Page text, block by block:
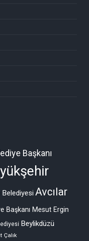
Başkanı
Avcılar
Başkanı Mesut Ergin
Beylikdüzü
Çalık